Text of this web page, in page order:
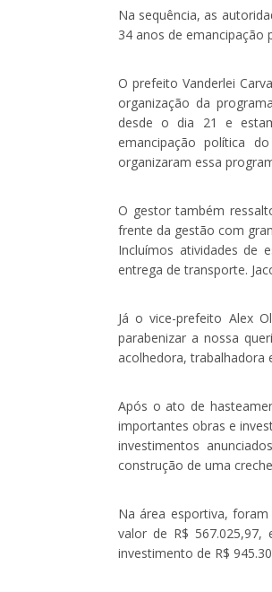
Na sequência, as
34 anos de emancipação
O prefeito Vanderlei
organização da
desde o dia 21 e
emancipação política
organizaram essa
O gestor também
frente da gestão com
Incluímos atividades de
entrega de transporte.
Já o vice-prefeito Alex
parabenizar a nossa
acolhedora, trabalhadora
Após o ato de
importantes obras e
investimentos
construção de uma
Na área esportiva,
valor de R$
investimento de R$